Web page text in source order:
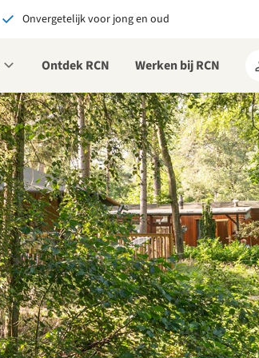
Onvergetelijk voor jong en oud
Ontdek RCN Werken bij RCN